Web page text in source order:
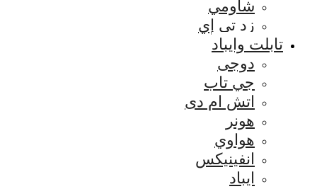
شاومي
زد تي إي
تابلت وايباد
دوجى
جي تاب
اتش ام دى
هونر
هواوي
انفينيكس
ايباد